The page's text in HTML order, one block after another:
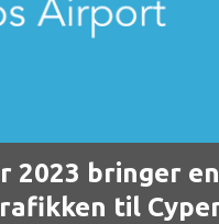
2023 bringer
til